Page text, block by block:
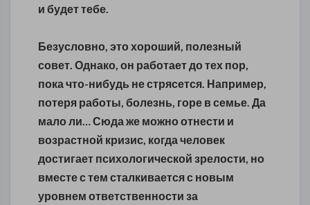
и будет тебе.
Безусловно, это хороший, полезный
совет. Однако, он работает до тех пор,
пока что-нибудь не стрясется. Например,
потеря работы, болезнь, горе в семье. Да
мало ли… Сюда же можно отнести и
возрастной кризис, когда человек
достигает психологической зрелости, но
вместе с тем сталкивается с новым
уровнем ответственности за